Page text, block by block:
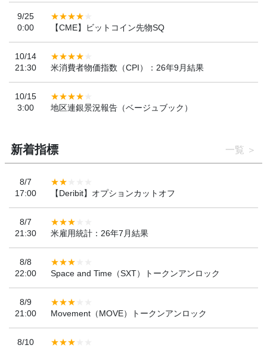
9/25
0:00
【CME】ビットコイン先物SQ
10/14
21:30
米消費者物価指数（CPI）：26年9月結果
10/15
3:00
地区連銀景況報告（ベージュブック）
新着指標 一覧
8/7
17:00
【Deribit】オプションカットオフ
8/7
21:30
米雇用統計：26年7月結果
8/8
22:00
Space and Time（SXT）トークンアンロック
8/9
21:00
Movement（MOVE）トークンアンロック
8/10